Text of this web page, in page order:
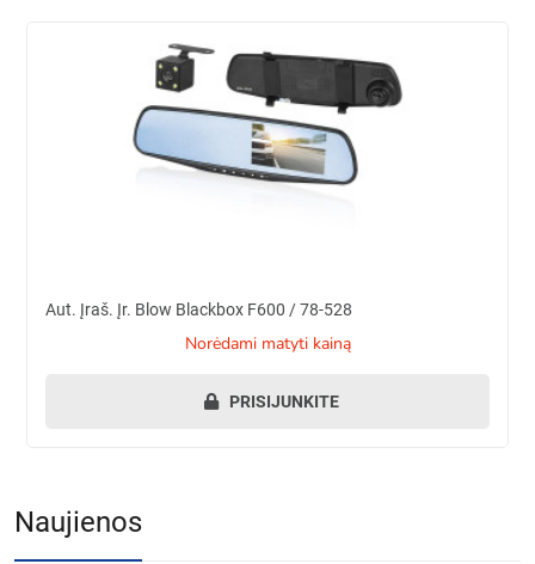
Aut. Įraš. Įr. Blow Blackbox F600 / 78-528
norėdami matyti kainą
PRISIJUNKITE
Naujienos